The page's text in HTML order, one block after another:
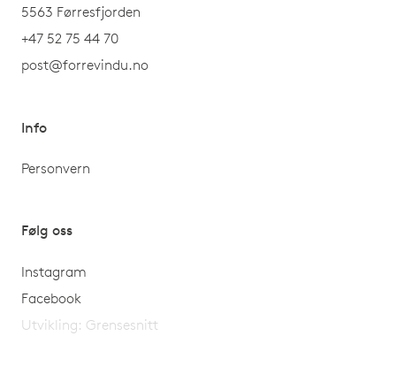
5563 Førresfjorden
+47 52 75 44 70
post@forrevindu.no
Info
Personvern
Følg oss
Instagram
Facebook
Utvikling: Grensesnitt